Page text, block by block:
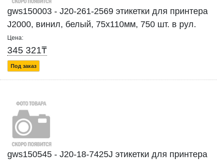
gws150003 - J20-261-2569 этикетки для принтера
J2000, винил, белый, 75х110мм, 750 шт. в рул.
Цена:
345 321₸
Под заказ
gws150545 - J20-18-7425J этикетки для принтера